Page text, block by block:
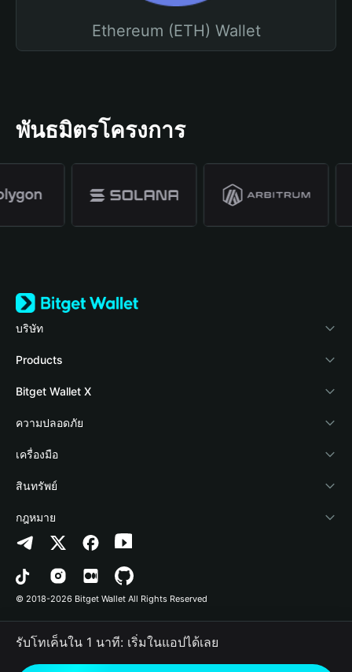
Ethereum (ETH) Wallet
พันธมิตรโครงการ
บริษัท
เกี่ยวกับ Bitget Wallet
Blog
Academy
ข่าวสารด้านคริปโต
ศูนย์ช่วยเหลือ
ติดต่อเรา
ทรัพยากรข้อมูลของแบรนด์
อาชีพ
Products
Crypto Card
Stablecoin Earn
Payfi Crypto
Crypto Swap API
Altcoin Season Index
Prediction Markets
DApp
RWA
Bitget Wallet X
นักพัฒนา
เชื่อมต่อ Wallet
Bitget Wallet Pay
ลิสต์โปรเจกต์
ความปลอดภัย
Protection Fund
เทคโนโลยีความปลอดภัย
เครื่องมือ
ซื้อคริปโต
การตรวจจับการอนุญาต
การตรวจจับสัญญา
การโอนเป็นชุด
สินทรัพย์
Arbitrum
Avalanche
Bitcoin
Polygon
กฎหมาย
นโยบายความเป็นส่วนตัว
ข้อตกลงในการใช้บริการ
© 2018-2026 Bitget Wallet All Rights Reserved
รับโทเค็นใน 1 นาที: เริ่มในแอปได้เลย